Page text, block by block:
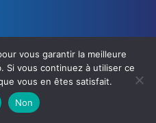
vous garantir la meilleure
Si vous continuez à utiliser ce
vous en êtes satisfait.
Non